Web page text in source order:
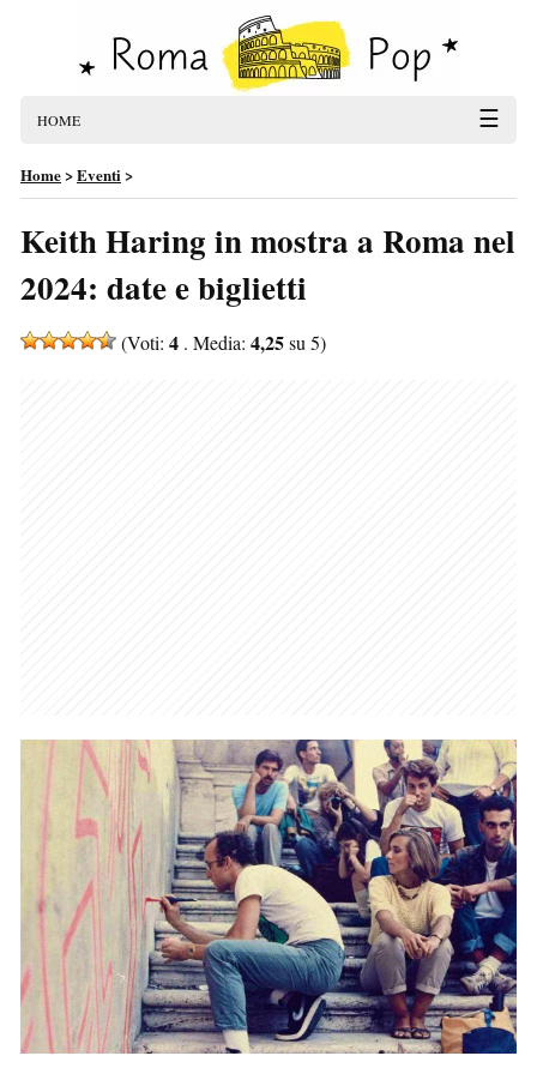
HOME ☰
Home>Eventi>
Keith Haring in mostra a Roma nel
2024: date e biglietti
(Voti: 4 . Media: 4,25su 5)